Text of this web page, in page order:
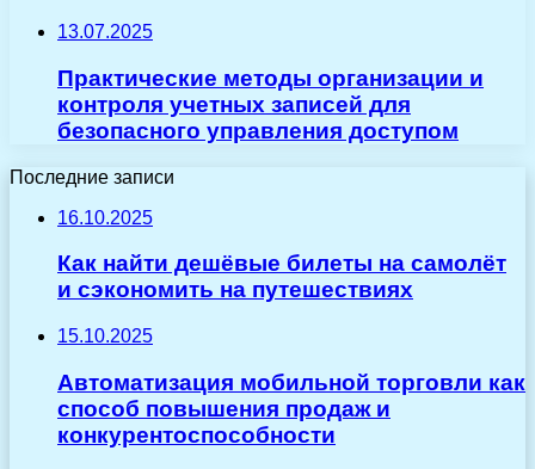
13.07.2025
Практические методы организации и
контроля учетных записей для
безопасного управления доступом
Последние записи
16.10.2025
Как найти дешёвые билеты на самолёт
и сэкономить на путешествиях
15.10.2025
Автоматизация мобильной торговли как
способ повышения продаж и
конкурентоспособности